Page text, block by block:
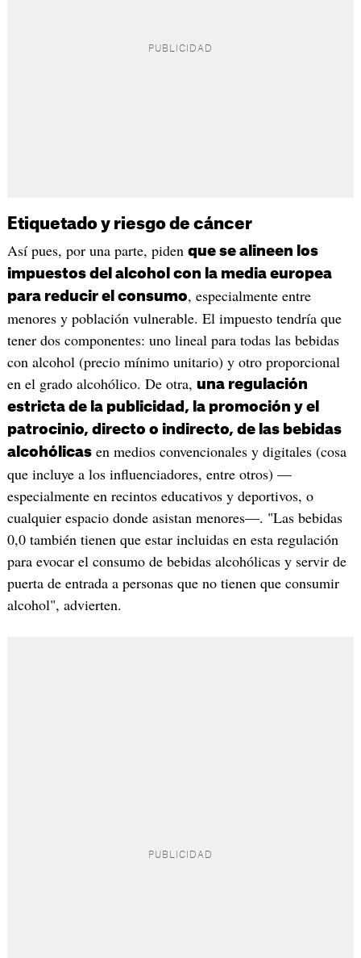
Etiquetado y riesgo de cáncer
Así pues, por una parte, piden que se alineen los
impuestos del alcohol con la media europea
para reducir el consumo, especialmente entre
menores y población vulnerable. El impuesto tendría que
tener dos componentes: uno lineal para todas las bebidas
con alcohol (precio mínimo unitario) y otro proporcional
en el grado alcohólico. De otra, una regulación
estricta de la publicidad, la promoción y el
patrocinio, directo o indirecto, de las bebidas
alcohólicasen medios convencionales y digitales (cosa
que incluye a los influenciadores, entre otros) —
especialmente en recintos educativos y deportivos, o
cualquier espacio donde asistan menores—. "Las bebidas
0,0 también tienen que estar incluidas en esta regulación
para evocar el consumo de bebidas alcohólicas y servir de
puerta de entrada a personas que no tienen que consumir
alcohol", advierten.